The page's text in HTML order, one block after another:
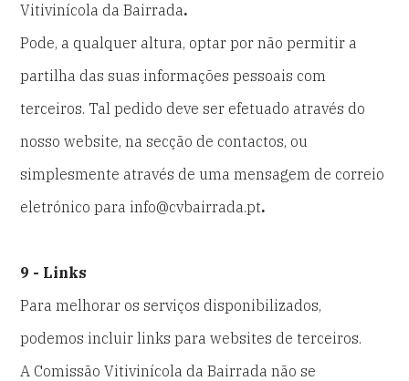
Vitivinícola da Bairrada.
Pode, a qualquer altura, optar por não permitir a
partilha das suas informações pessoais com
terceiros. Tal pedido deve ser efetuado através do
nosso website, na secção de contactos, ou
simplesmente através de uma mensagem de correio
eletrónico para info@cvbairrada.pt.
9 - Links
Para melhorar os serviços disponibilizados,
podemos incluir links para websites de terceiros.
A Comissão Vitivinícola da Bairrada não se